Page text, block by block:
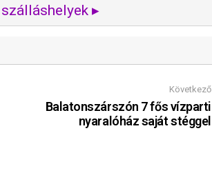
szálláshelyek ▸
Következő
Balatonszárszón 7 fős vízparti
nyaralóház saját stéggel